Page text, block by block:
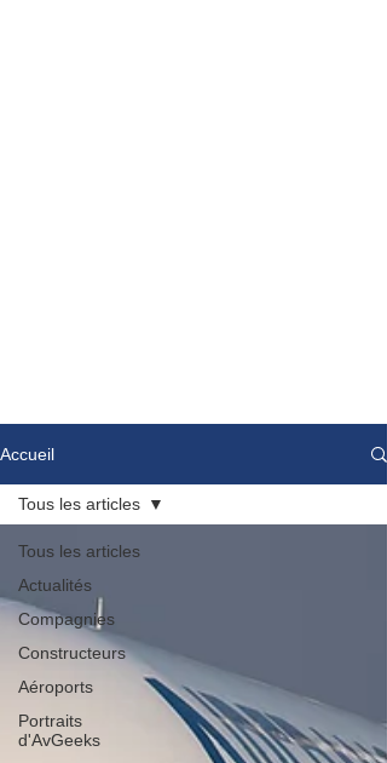
Accueil
Tous les articles
Actualités
Compagnies
Constructeurs
Aéroports
Portraits
d'AvGeeks
Tous les articles